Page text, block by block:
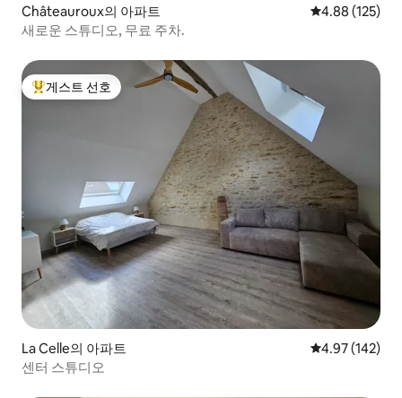
Châteauroux의 아파트 평점 4.88점(5
4.88 (125)
새로운 스튜디오, 무료 주차.
상위 게스트 선호
게스트 선호
La Celle의 아파트 평점 4.97점(5
4.97 (142)
센터 스튜디오